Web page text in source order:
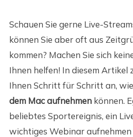
Schauen Sie gerne Live-
können Sie aber oft aus
kommen? Machen Sie sich
Ihnen helfen! In diesem Artikel
Ihnen Schritt für Schritt an,
dem Mac aufnehmenkönnen.
beliebtes Sportereignis, ein
wichtiges Webinar aufnehmen